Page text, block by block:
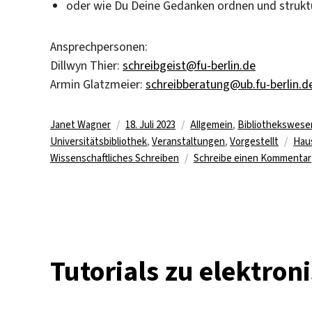
oder wie Du Deine Gedanken ordnen und
Ansprechpersonen:
Dillwyn Thier: schreibgeist@fu-berlin.de
Armin Glatzmeier: schreibberatung@ub.fu-
Autor
Janet Wagner
Veröffentlicht
am
18. Juli 2023 Kategorien
Allgemein,
Universitätsbibliothek, Veranstaltungen, Vorgestellt
Wissenschaftliches Schreiben
Schreibe einen Kommentar
Tutorials zu